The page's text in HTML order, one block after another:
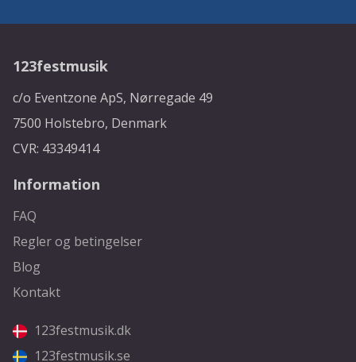
123festmusik
c/o Eventzone ApS, Nørregade 49
7500 Holstebro, Denmark
CVR: 43349414
Information
FAQ
Regler og betingelser
Blog
Kontakt
123festmusik.dk
123festmusik.se